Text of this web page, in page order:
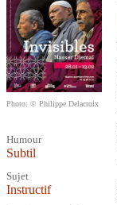
Photo: © Philippe Delacroix
Humour
Subtil
Sujet
Instructif